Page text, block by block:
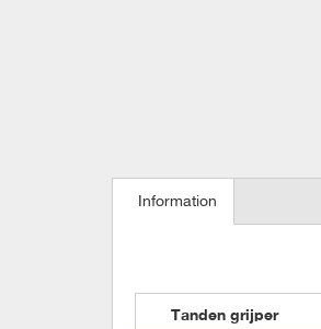
Information
Tanden grijper